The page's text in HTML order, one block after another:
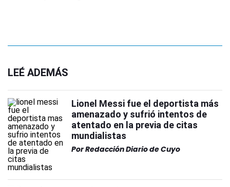
LEÉ ADEMÁS
Lionel Messi fue el deportista más
amenazado y sufrió intentos de
atentado en la previa de citas
mundialistas
PorRedacción Diario de Cuyo